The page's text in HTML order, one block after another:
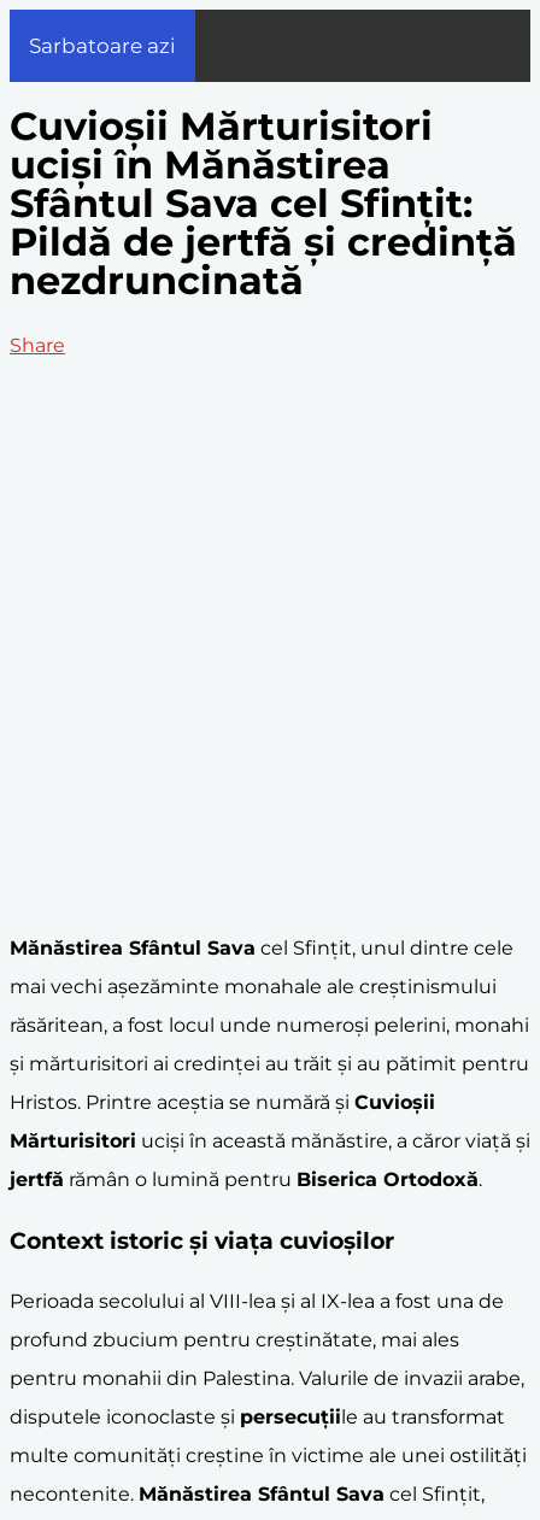
Sarbatoare azi
Cuvioşii Mărturisitori
ucişi în Mănăstirea
Sfântul Sava cel Sfinţit:
Pildă de jertfă şi credinţă
nezdruncinată
Share
Mănăstirea Sfântul Sava cel Sfinţit, unul dintre cele
mai vechi aşezăminte monahale ale creştinismului
răsăritean, a fost locul unde numeroşi pelerini, monahi
şi mărturisitori ai credinţei au trăit şi au pătimit pentru
Hristos. Printre aceştia se numără şi Cuvioşii
Mărturisitori ucişi în această mănăstire, a căror viaţă şi
jertfă rămân o lumină pentru Biserica Ortodoxă.
Context istoric şi viaţa cuvioşilor
Perioada secolului al VIII-lea şi al IX-lea a fost una de
profund zbucium pentru creştinătate, mai ales
pentru monahii din Palestina. Valurile de invazii arabe,
disputele iconoclaste şi persecuţii le au transformat
multe comunităţi creştine în victime ale unei ostilităţi
necontenite. Mănăstirea Sfântul Sava cel Sfinţit,